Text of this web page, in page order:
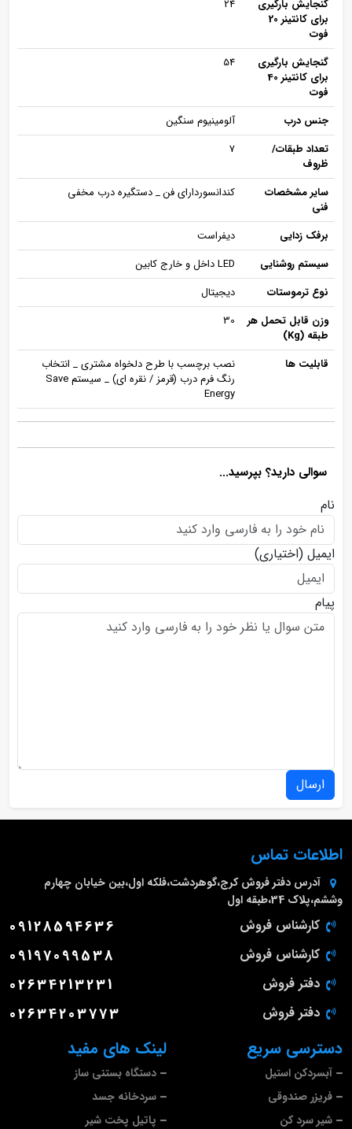
گنجایش بارگیری
برای کانتینر 20
فوت
24
گنجایش بارگیری
برای کانتینر 40
فوت
54
جنس درب
آلومینیوم سنگین
تعداد طبقات/
ظروف
7
سایر مشخصات
فنی
کندانسوردارای فن _ دستگیره درب مخفی
برفک زدایی
دیفراست
سیستم روشنایی
LED داخل و خارج کابین
نوع ترموستات
دیجیتال
وزن قابل تحمل هر
طبقه (Kg)
30
قابلیت ها
نصب برچسب با طرح دلخواه مشتری _ انتخاب
رنگ فرم درب (قرمز / نقره ای) _ سیستم Save
Energy
سوالی دارید؟ بپرسید...
نام
ایمیل (اختیاری)
پیام
ارسال
لینک های مفید
دستگاه بستنی ساز
سردخانه جسد
پاتیل پخت شیر
دسترسی سریع
آبسردکن استیل
فریزر صندوقی
شیر سرد کن
اطلاعات تماس
آدرس دفتر فروش کرج،گوهردشت،فلکه اول،بین خیابان چهارم
وششم،پلاک 34،طبقه اول
کارشناس فروش 09128594636
کارشناس فروش 09197099538
دفتر فروش 02634213231
دفتر فروش 02634203773